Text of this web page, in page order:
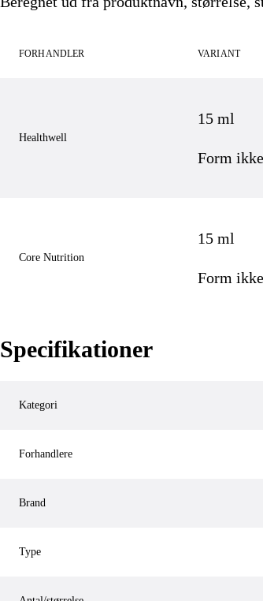
FORHANDLER VARIANT
Healthwell
15 ml
Form
Core Nutrition
15 ml
Form
Specifikationer
Kategori
Forhandlere
Brand
Type